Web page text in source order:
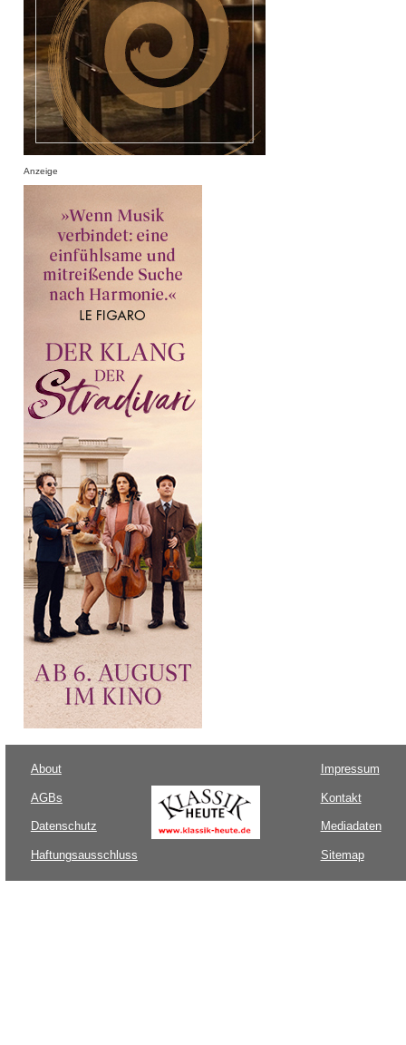
Anzeige
About
AGBs
Datenschutz
Haftungsausschluss
Impressum
Kontakt
Mediadaten
Sitemap